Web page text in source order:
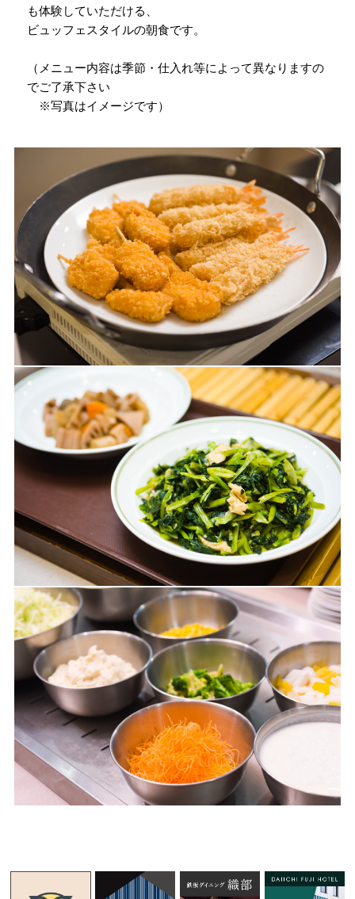
も体験していただける、
ビュッフェスタイルの朝食です。
（メニュー内容は季節・仕入れ等によって異なりますの
でご了承下さい
※写真はイメージです）